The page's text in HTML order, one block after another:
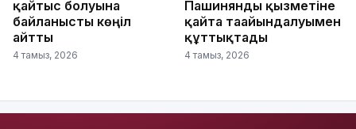
қайтыс болуына
байланысты көңіл
айтты
4 тамыз, 2026
Пашинянды қызметіне
қайта тағайындалуымен
құттықтады
4 тамыз, 2026